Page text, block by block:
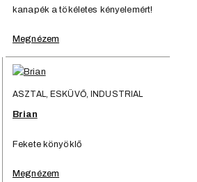
kanapék a tökéletes kényelemért!
Megnézem
ASZTAL, ESKÜVŐ, INDUSTRIAL
Brian
Fekete könyöklő
Megnézem